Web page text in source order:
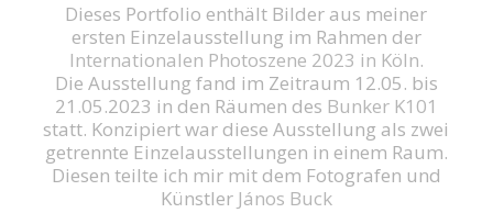
Dieses Portfolio enthält Bilder aus meiner
ersten Einzelausstellung im Rahmen der
Internationalen Photoszene 2023 in Köln.
Die Ausstellung fand im Zeitraum 12.05. bis
21.05.2023 in den Räumen des Bunker K101
statt. Konzipiert war diese Ausstellung als zwei
getrennte Einzelausstellungen in einem Raum.
Diesen teilte ich mir mit dem Fotografen und
Künstler János Buck